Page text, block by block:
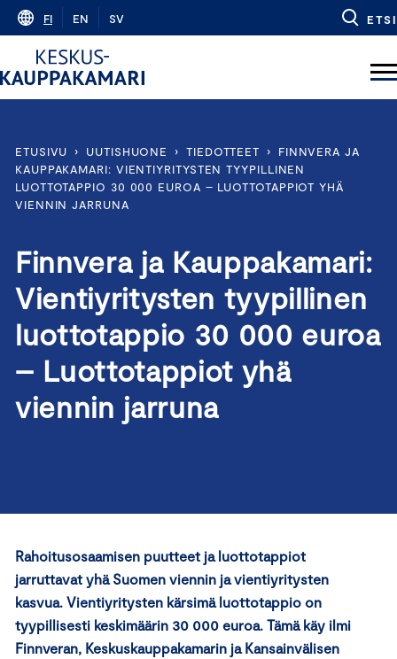
Skip
content
FI EN SV ETSI
ETUSIVU › UUTISHUONE › TIEDOTTEET ›
FINNVERA JA
KAUPPAKAMARI: VIENTIYRITYSTEN TYYPILLINEN
LUOTTOTAPPIO 30 000 EUROA – LUOTTOTAPPIOT YHÄ
VIENNIN JARRUNA
Finnvera ja Kauppakamari:
Vientiyritysten tyypillinen
luottotappio 30 000 euroa
– Luottotappiot yhä
viennin jarruna
Rahoitusosaamisen puutteet ja luottotappiot
jarruttavat yhä Suomen viennin ja vientiyritysten
kasvua. Vientiyritysten kärsimä luottotappio on
tyypillisesti keskimäärin 30 000 euroa. Tämä käy ilmi
Finnveran, Keskuskauppakamarin ja Kansainvälisen